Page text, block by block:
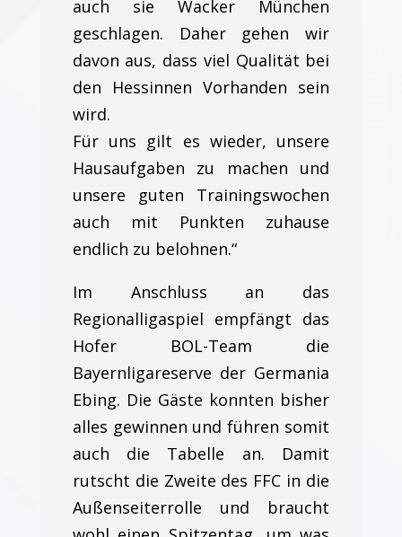
auch sie Wacker München
geschlagen. Daher gehen wir
davon aus, dass viel Qualität bei
den Hessinnen Vorhanden sein
wird.
Für uns gilt es wieder, unsere
Hausaufgaben zu machen und
unsere guten Trainingswochen
auch mit Punkten zuhause
endlich zu belohnen.“
Im Anschluss an das
Regionalligaspiel empfängt das
Hofer BOL-Team die
Bayernligareserve der Germania
Ebing. Die Gäste konnten bisher
alles gewinnen und führen somit
auch die Tabelle an. Damit
rutscht die Zweite des FFC in die
Außenseiterrolle und braucht